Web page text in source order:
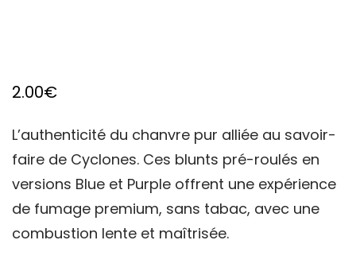
2.00€
L’authenticité du chanvre pur alliée au savoir-
faire de Cyclones. Ces blunts pré-roulés en
versions Blue et Purple offrent une expérience
de fumage premium, sans tabac, avec une
combustion lente et maîtrisée.